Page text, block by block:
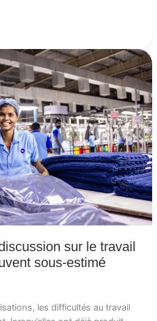
sur le travail
sous-estimé
les difficultés au travail